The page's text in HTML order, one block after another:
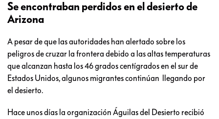
Se encontraban perdidos en el desierto de
Arizona
A pesar de que las autoridades han alertado sobre los
peligros de cruzar la frontera debido a las altas temperaturas
que alcanzan hasta los 46 grados centígrados en el sur de
Estados Unidos, algunos migrantes continúan llegando por
el desierto.
Hace unos días la organización Águilas del Desierto recibió